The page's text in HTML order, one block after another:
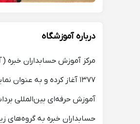
درباره آموزشگاه
آموزش حرفه‌ای بین‌المللی
حسابداران خبره به